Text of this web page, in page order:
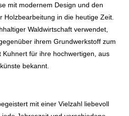
mit modernem Design und den
Holzbearbeitung in die heutige Zeit.
Waldwirtschaft verwendet,
ihrem Grundwerkstoff zum
Kuhnert für ihre hochwertigen, aus
bekannt.
mit einer Vielzahl liebevoll